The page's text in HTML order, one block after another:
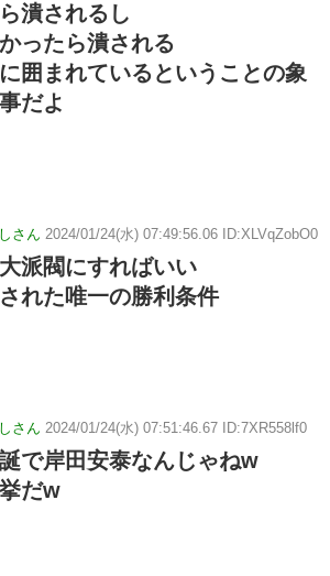
潰されるし
ったら潰される
囲まれているということの象
だよ
さん 2024/01/24(水) 07:49:56.06 ID:XLVqZobO0
派閥にすればいい
れた唯一の勝利条件
さん 2024/01/24(水) 07:51:46.67 ID:7XR558lf0
で岸田安泰なんじゃねw
だw